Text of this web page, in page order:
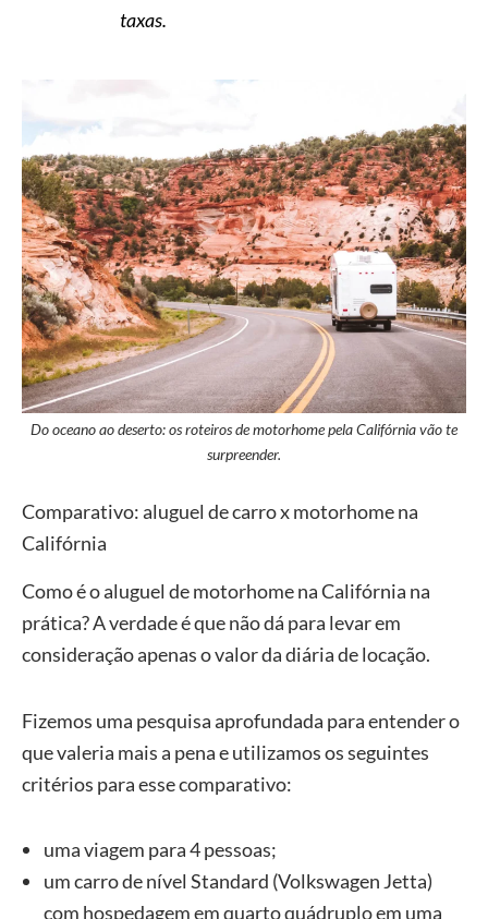
taxas.
Do oceano ao deserto: os roteiros de motorhome pela Califórnia vão te
surpreender.
Comparativo: aluguel de carro x motorhome na
Califórnia
Como é o aluguel de motorhome na Califórnia na
prática? A verdade é que não dá para levar em
consideração apenas o valor da diária de locação.
Fizemos uma pesquisa aprofundada para entender o
que valeria mais a pena e utilizamos os seguintes
critérios para esse comparativo:
uma viagem para 4 pessoas;
um carro de nível Standard (Volkswagen Jetta)
com hospedagem em quarto quádruplo em uma